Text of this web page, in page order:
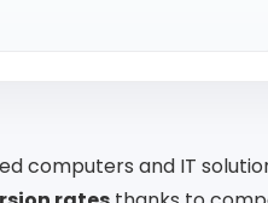
computers and IT